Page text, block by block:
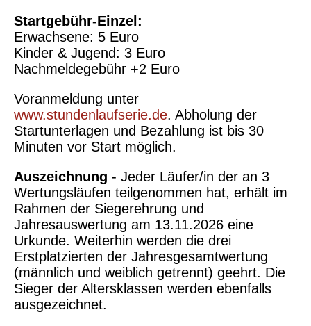
Startgebühr-Einzel:
Erwachsene: 5 Euro
Kinder & Jugend: 3 Euro
Nachmeldegebühr +2 Euro
Voranmeldung unter
www.stundenlaufserie.de. Abholung der
Startunterlagen und Bezahlung ist bis 30
Minuten vor Start möglich.
Auszeichnung - Jeder Läufer/in der an 3
Wertungsläufen teilgenommen hat, erhält im
Rahmen der Siegerehrung und
Jahresauswertung am 13.11.2026 eine
Urkunde. Weiterhin werden die drei
Erstplatzierten der Jahresgesamtwertung
(männlich und weiblich getrennt) geehrt. Die
Sieger der Altersklassen werden ebenfalls
ausgezeichnet.